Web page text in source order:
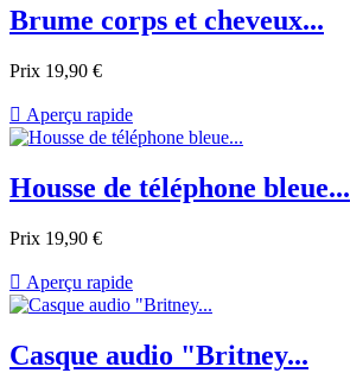
Brume corps et cheveux...
Prix 19,90 €
 Aperçu rapide
Housse de téléphone bleue...
Prix 19,90 €
 Aperçu rapide
Casque audio "Britney...